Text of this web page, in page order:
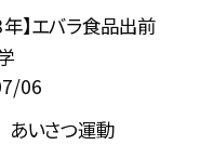
年】エバラ食品出前
06
いさつ運動